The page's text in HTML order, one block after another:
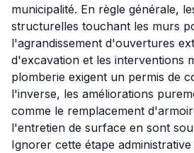
municipalité. En règle générale,
structurelles touchant les murs
l'agrandissement d'ouvertures
d'excavation et les interventions
plomberie exigent un permis de
l'inverse, les améliorations
comme le remplacement
l'entretien de surface en sont
Ignorer cette étape